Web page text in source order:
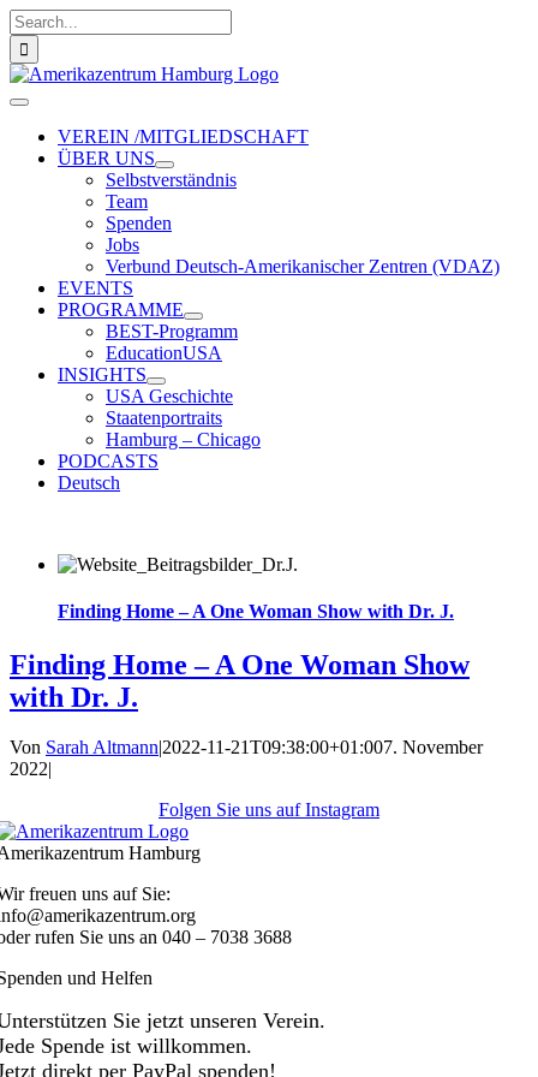
Zum
Inhalt
springen
Suche
nach:
Toggle
NavigationVEREIN /MITGLIEDSCHAFT
ÜBER UNS
Selbstverständnis
Team
Spenden
Jobs
Verbund Deutsch-Amerikanischer Zentren (VDAZ)
EVENTS
PROGRAMME
BEST-Programm
EducationUSA
INSIGHTS
USA Geschichte
Staatenportraits
Hamburg – Chicago
PODCASTS
Deutsch
Finding Home – A One Woman Show with Dr. J.
Finding Home – A One Woman Show
with Dr. J.
Von Sarah Altmann|2022-11-21T09:38:00+01:007. November
2022|
Folgen Sie uns auf Instagram
Hamburg
freuen uns auf Sie:
rufen Sie uns an040 – 7038 3688
und Helfen
Sie jetzt unseren Verein.
Spende ist willkommen.
direkt per PayPal spenden!